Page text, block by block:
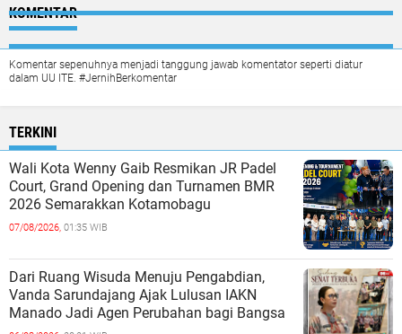
KOMENTAR
Komentar sepenuhnya menjadi tanggung jawab komentator seperti diatur
dalam UU ITE. #JernihBerkomentar
TERKINI
Wali Kota Wenny Gaib Resmikan JR Padel
Court, Grand Opening dan Turnamen BMR
2026 Semarakkan Kotamobagu
07/08/2026, 01:35 WIB
Dari Ruang Wisuda Menuju Pengabdian,
Vanda Sarundajang Ajak Lulusan IAKN
Manado Jadi Agen Perubahan bagi Bangsa